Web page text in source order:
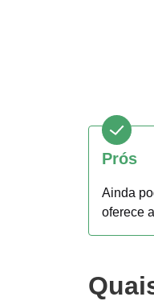
Prós
Ainda
oferece